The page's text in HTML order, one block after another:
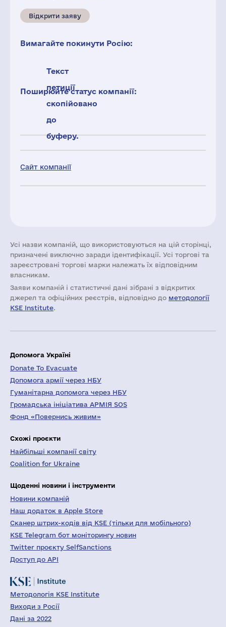
Сайт компанії
Відкрити заяву
Вимагайте покинути Росію:
Текст
петиції
скопійовано
до
буферу.
Поширюйте статус компанії:
Усі назви компаній, що використовуються на цій сторінці,
призначені виключно заради ідентифікації. Усі торгові та
зареєстровані торгові марки належать їх відповідним
власникам.
Заяви компаній i статистичні дані зібрані з відкритих
джерел та офіційних реєстрів, відповідно до методології
KSE Institute.
Допомога Україні
Donate To Evacuate
Допомога армії через НБУ
Гуманітарна допомога через НБУ
Громадська ініціатива АРМІЯ SOS
Фонд «Повернись живим»
Схожі проєкти
Найбільші компанії світу
Coalition for Ukraine
Щоденні новини і інструменти
Новини компаній
Наш додаток в Apple Store
Сканер штрих-кодів від KSE (тільки для мобільного)
KSE Telegram бот моніторингу новин
Twitter проєкту SelfSanctions
Доступ до API
Методологія KSE Institute
Виходи з Росії
Дані за 2022